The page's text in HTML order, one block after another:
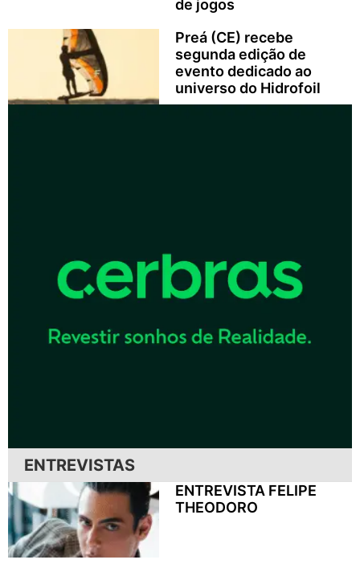
de jogos
Preá (CE) recebe
segunda edição de
evento dedicado ao
universo do Hidrofoil
ENTREVISTAS
ENTREVISTA FELIPE
THEODORO